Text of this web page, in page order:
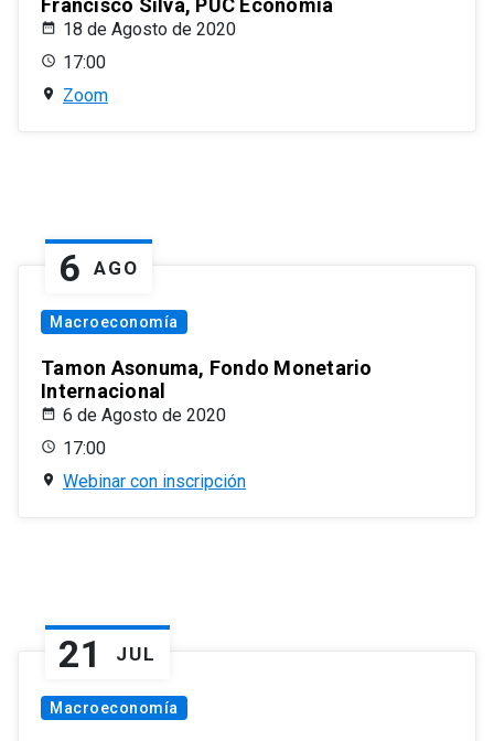
Francisco Silva, PUC Economía
18 de Agosto de 2020
17:00
Zoom
6 AGO
Macroeconomía
Tamon Asonuma, Fondo Monetario
Internacional
6 de Agosto de 2020
17:00
Webinar con inscripción
21 JUL
Macroeconomía